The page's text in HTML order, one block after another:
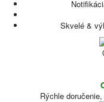
Skvelé &
Rýchle